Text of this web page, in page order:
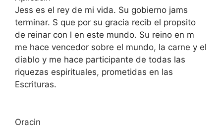
Jess es el rey de mi vida. Su gobierno jams
terminar. S que por su gracia recib el propsito
de reinar con l en este mundo. Su reino en m
me hace vencedor sobre el mundo, la carne y el
diablo y me hace participante de todas las
riquezas espirituales, prometidas en las
Escrituras.
Oracin